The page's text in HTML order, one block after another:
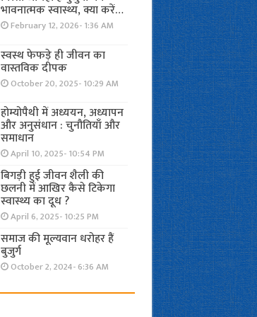
भावनात्मक स्वास्थ्य, क्या करें…
February 12, 2026- 1:36 AM
स्वस्थ फेफड़े ही जीवन का
वास्तविक दीपक
October 20, 2025- 10:29 AM
होम्योपैथी में अध्ययन, अध्यापन
और अनुसंधान : चुनौतियाँ और
समाधान
April 10, 2025- 10:54 PM
बिगड़ी हुई जीवन शैली की
छलनी में आखिर कैसे टिकेगा
स्वास्थ्य का दूध ?
April 6, 2025- 10:25 PM
समाज की मूल्यवान धरोहर हैं
बुजुर्ग
October 2, 2024- 6:36 AM